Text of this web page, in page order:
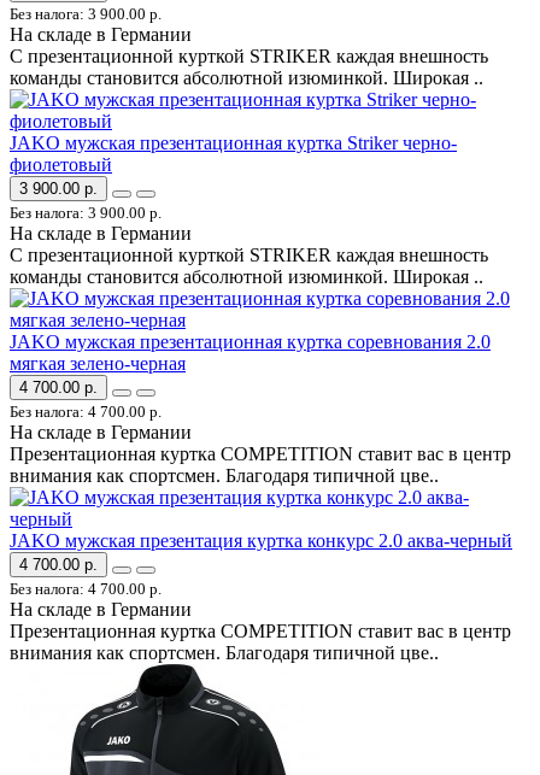
Без налога: 3 900.00 р.
На складе в Германии
С презентационной курткой STRIKER каждая внешность
команды становится абсолютной изюминкой. Широкая ..
JAKO мужская презентационная куртка Striker черно-
фиолетовый
3 900.00 р.
Без налога: 3 900.00 р.
На складе в Германии
С презентационной курткой STRIKER каждая внешность
команды становится абсолютной изюминкой. Широкая ..
JAKO мужская презентационная куртка соревнования 2.0
мягкая зелено-черная
4 700.00 р.
Без налога: 4 700.00 р.
На складе в Германии
Презентационная куртка COMPETITION ставит вас в центр
внимания как спортсмен. Благодаря типичной цве..
JAKO мужская презентация куртка конкурс 2.0 аква-черный
4 700.00 р.
Без налога: 4 700.00 р.
На складе в Германии
Презентационная куртка COMPETITION ставит вас в центр
внимания как спортсмен. Благодаря типичной цве..